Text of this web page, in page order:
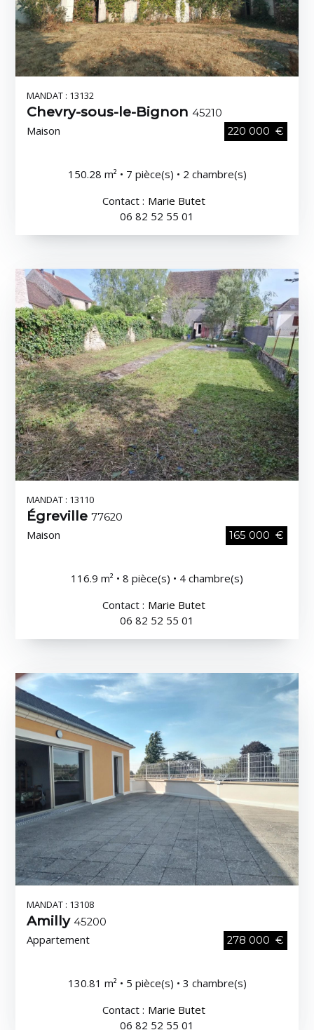
MANDAT : 13132
Chevry-sous-le-Bignon45210
Maison 220 000 €
150.28 m² • 7 pièce(s) • 2 chambre(s)
Contact : Marie Butet
06 82 52 55 01
MANDAT : 13110
Égreville77620
Maison 165 000 €
116.9 m² • 8 pièce(s) • 4 chambre(s)
Contact : Marie Butet
06 82 52 55 01
MANDAT : 13108
Amilly45200
Appartement 278 000 €
130.81 m² • 5 pièce(s) • 3 chambre(s)
Contact : Marie Butet
06 82 52 55 01